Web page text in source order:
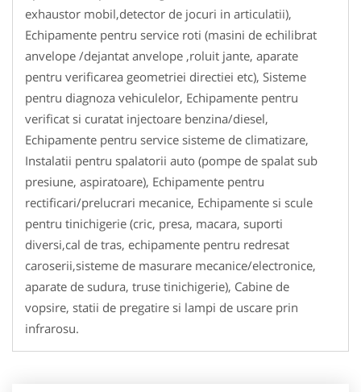
exhaustor mobil,detector de jocuri in articulatii),
Echipamente pentru service roti (masini de echilibrat
anvelope /dejantat anvelope ,roluit jante, aparate
pentru verificarea geometriei directiei etc), Sisteme
pentru diagnoza vehiculelor, Echipamente pentru
verificat si curatat injectoare benzina/diesel,
Echipamente pentru service sisteme de climatizare,
Instalatii pentru spalatorii auto (pompe de spalat sub
presiune, aspiratoare), Echipamente pentru
rectificari/prelucrari mecanice, Echipamente si scule
pentru tinichigerie (cric, presa, macara, suporti
diversi,cal de tras, echipamente pentru redresat
caroserii,sisteme de masurare mecanice/electronice,
aparate de sudura, truse tinichigerie), Cabine de
vopsire, statii de pregatire si lampi de uscare prin
infrarosu.